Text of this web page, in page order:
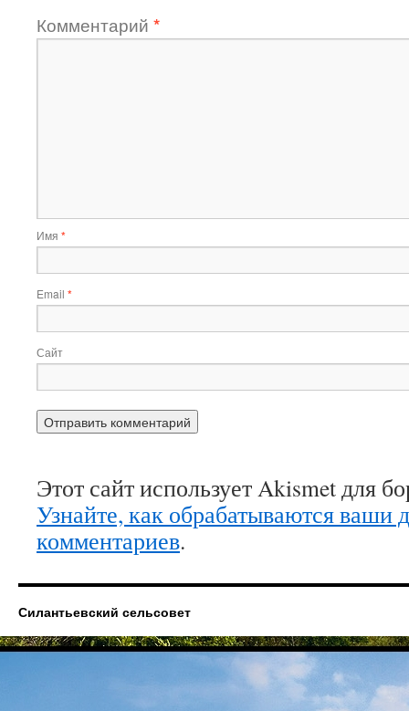
Комментарий *
Имя *
Email *
Сайт
Этот сайт использует Akismet для
Узнайте, как обрабатываются ваши
комментариев.
Силантьевский сельсовет